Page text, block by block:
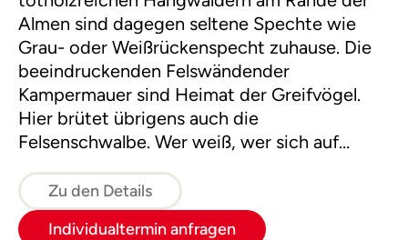
Almen sind dagegen seltene Spechte wie
Grau- oder Weißrückenspecht zuhause. Die
beeindruckenden Felswändender
Kampermauer sind Heimat der Greifvögel.
Hier brütet übrigens auch die
Felsenschwalbe. Wer weiß, wer sich auf
großteils im einfachen Gelände auf
Almböden.
Zu den Details
Individualtermin anfragen